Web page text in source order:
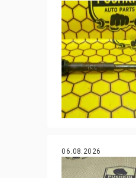
06.08.2026